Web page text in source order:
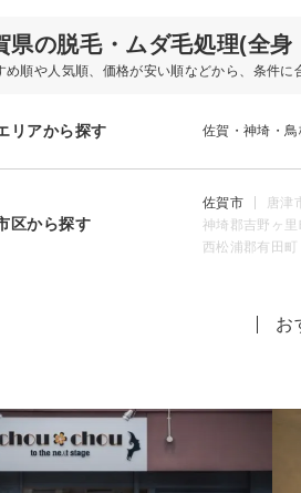
県の脱毛・ムダ毛処理(全
め順や人気順、価格が安い順などから、条件に
リアから探す 佐賀・神埼・鳥
区から探す
佐賀市 唐津
神埼郡吉野ヶ里
西松浦郡有田町
お